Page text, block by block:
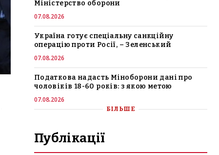
Міністерство оборони
07.08.2026
Україна готує спеціальну санкційну
операцію проти Росії, – Зеленський
07.08.2026
Податкова надасть Міноборони дані про
чоловіків 18-60 років: з якою метою
07.08.2026
БІЛЬШЕ
Публікації